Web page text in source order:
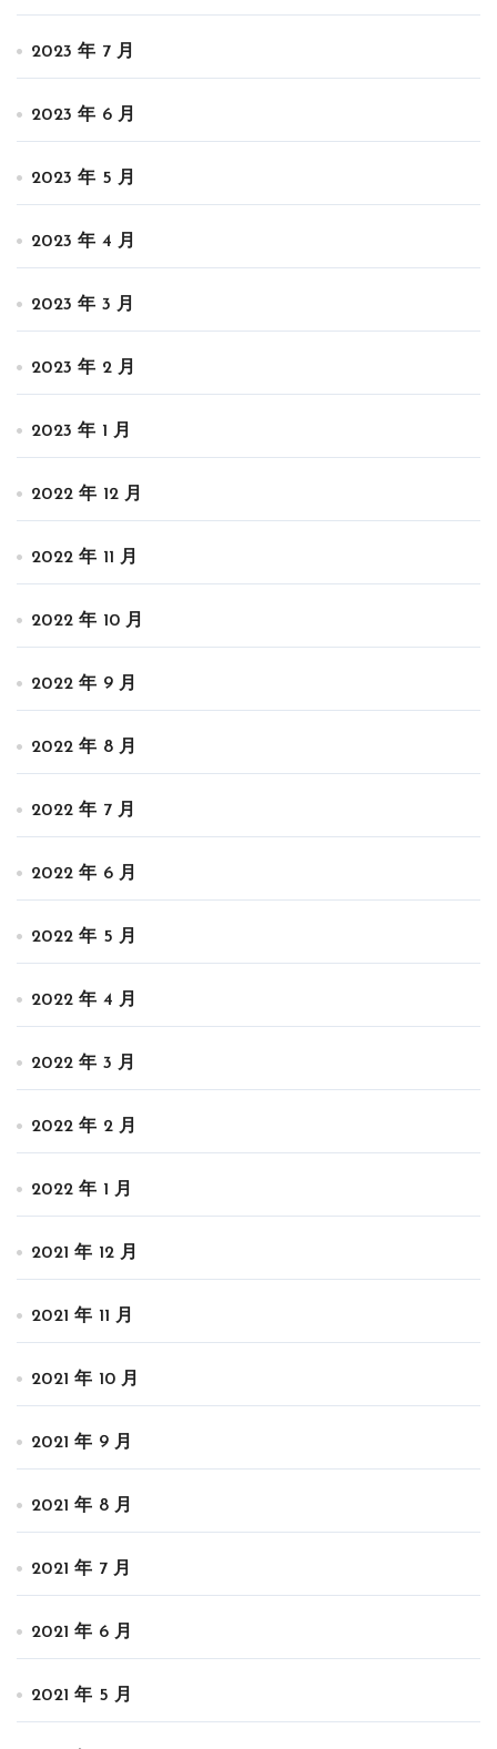
2023 年 7 月
2023 年 6 月
2023 年 5 月
2023 年 4 月
2023 年 3 月
2023 年 2 月
2023 年 1 月
2022 年 12 月
2022 年 11 月
2022 年 10 月
2022 年 9 月
2022 年 8 月
2022 年 7 月
2022 年 6 月
2022 年 5 月
2022 年 4 月
2022 年 3 月
2022 年 2 月
2022 年 1 月
2021 年 12 月
2021 年 11 月
2021 年 10 月
2021 年 9 月
2021 年 8 月
2021 年 7 月
2021 年 6 月
2021 年 5 月